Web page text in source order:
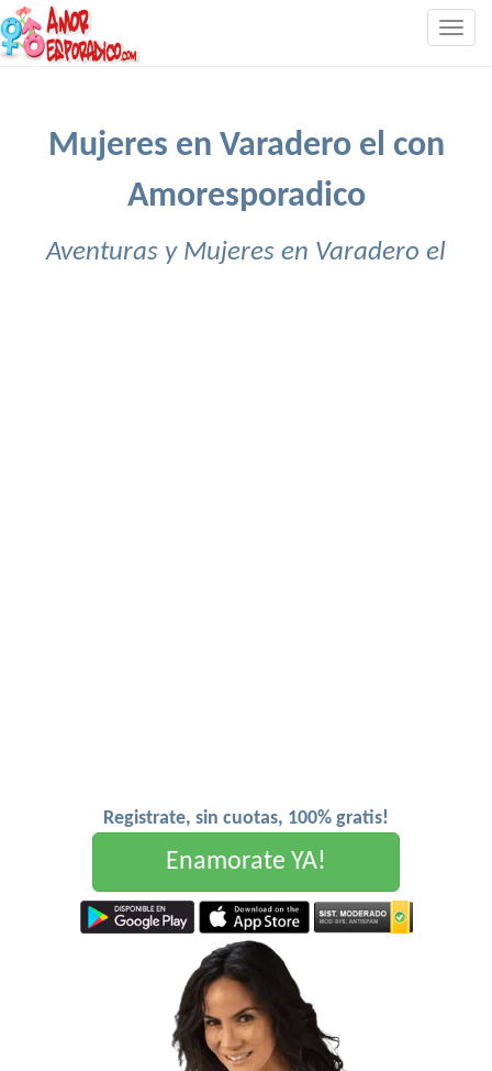
Mujeres en Varadero el con
Amoresporadico
Aventuras y Mujeres en Varadero el
Registrate, sin cuotas, 100% gratis!
Enamorate YA!